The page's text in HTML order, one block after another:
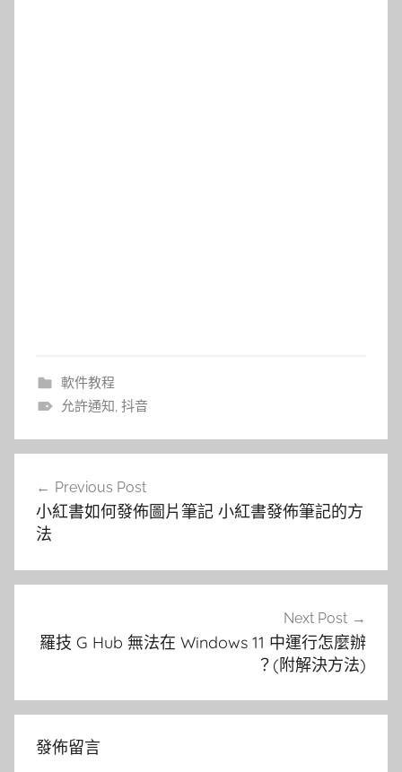
軟件教程
允許通知, 抖音
覽
Previous Post
小紅書如何發佈圖片筆記 小紅書發佈筆記的方
法
Next Post
羅技 G Hub 無法在 Windows 11 中運行怎麼辦
？(附解決方法)
發佈留言